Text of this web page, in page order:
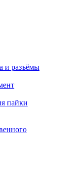
и разъёмы
пайки